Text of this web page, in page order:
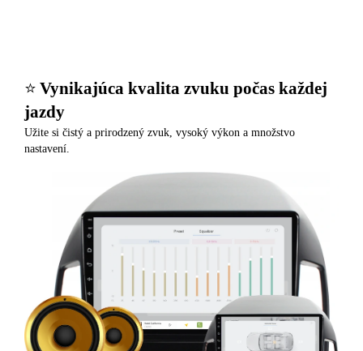
⭐️ Vynikajúca kvalita zvuku počas každej
jazdy
Užite si čistý a prirodzený zvuk, vysoký výkon a množstvo
nastavení.